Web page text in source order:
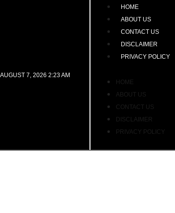
AUGUST 7, 2026 2:23 AM
HOME
ABOUT US
CONTACT US
DISCLAIMER
PRIVACY POLICY
HOME
ABOUT US
CONTACT US
DISCLAIMER
PRIVACY POLICY